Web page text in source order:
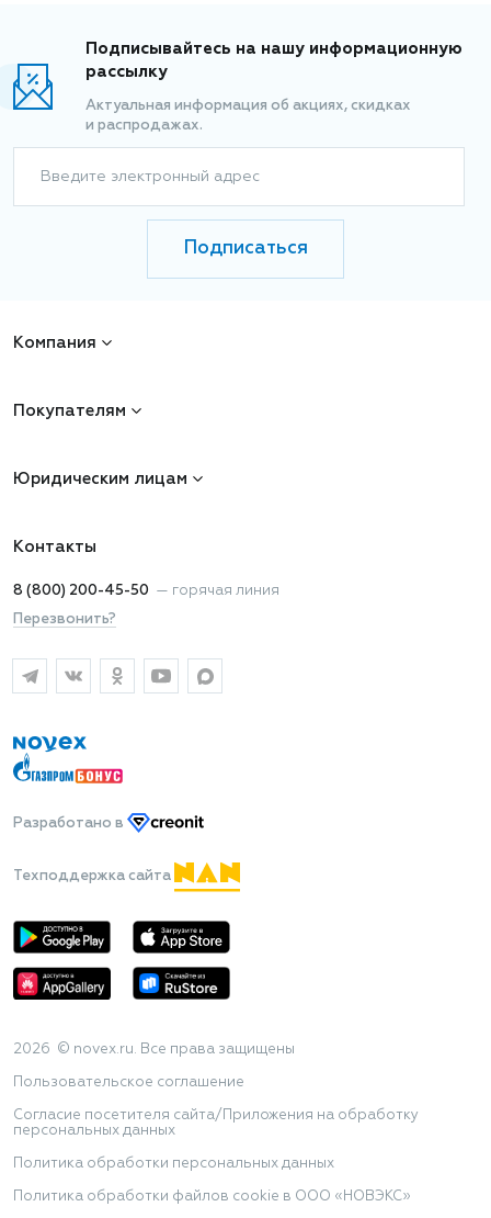
Подписывайтесь на нашу информационную
рассылку
Актуальная информация об акциях, скидках
и распродажах.
Введите электронный адрес
Подписаться
Компания
Покупателям
Юридическим лицам
Контакты
8 (800) 200-45-50 — горячая линия
Перезвонить?
Разработано в
Техподдержка сайта
2026 © novex.ru. Все права защищены
Пользовательское соглашение
Согласие посетителя сайта/Приложения на обработку
персональных данных
Политика обработки персональных данных
Политика обработки файлов cookie в ООО «НОВЭКС»